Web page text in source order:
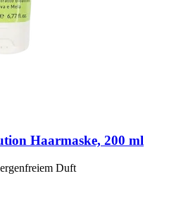
Haarmaske, 200 ml
Duft